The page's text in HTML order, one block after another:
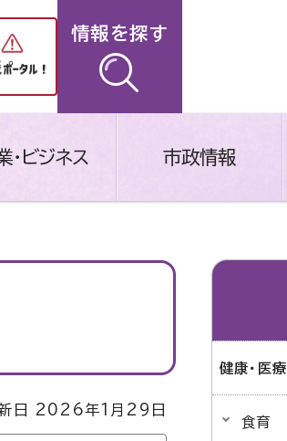
情報を探す
・ビジネス 市政情報
2026年1月29日
健康・医療
食育